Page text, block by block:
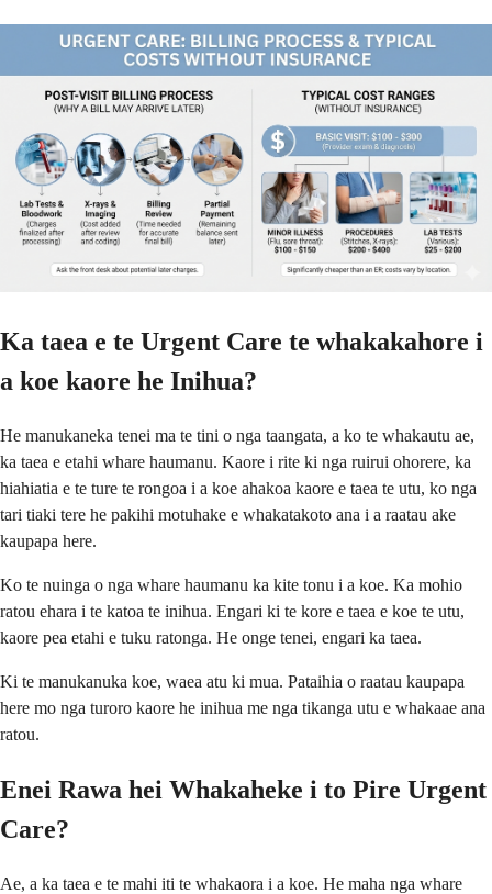
Ka taea e te Urgent Care te whakakahore i
a koe kaore he Inihua?
He manukaneka tenei ma te tini o nga taangata, a ko te whakautu ae,
ka taea e etahi whare haumanu. Kaore i rite ki nga ruirui ohorere, ka
hiahiatia e te ture te rongoa i a koe ahakoa kaore e taea te utu, ko nga
tari tiaki tere he pakihi motuhake e whakatakoto ana i a raatau ake
kaupapa here.
Ko te nuinga o nga whare haumanu ka kite tonu i a koe. Ka mohio
ratou ehara i te katoa te inihua. Engari ki te kore e taea e koe te utu,
kaore pea etahi e tuku ratonga. He onge tenei, engari ka taea.
Ki te manukanuka koe, waea atu ki mua. Pataihia o raatau kaupapa
here mo nga turoro kaore he inihua me nga tikanga utu e whakaae ana
ratou.
Enei Rawa hei Whakaheke i to Pire Urgent
Care?
Ae, a ka taea e te mahi iti te whakaora i a koe. He maha nga whare